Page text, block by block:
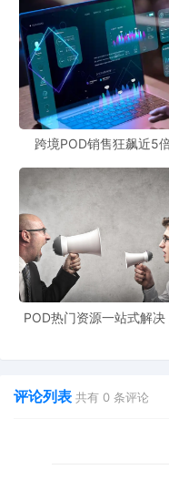
跨境POD销售狂飙近5
POD热门资源一站式解决
评论列表 共有 0 条评论